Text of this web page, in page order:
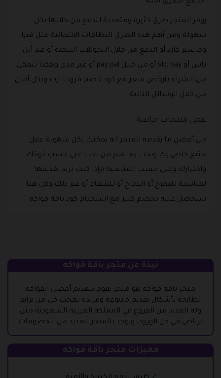
يوفر المتجر طرق كثيرة ومتعددة للدفع من خلالها بكل
سهولة ومن أهم هذه الطرق البطاقات الائتمانية مثل فيزا
وماستر كارد أو الدفع من خلال التحويلات البنكية أو عبر أبل
باس أو stc pay أو من خلال pay pal أو عبر مدى وهكذا تتمكن
من الشراء بأرخص سعر مع كود خصم فروت ارت وبكل آمان
من خلال الوسائل التالية.
عمل منتجات خاصة
من أفضل ما يقدمه المتجر أنه يمكنك بكل سهولة عمل
منتج خاص بك ونحت به اسم من تحب عبى حسب ذوقك
واختيارك وعلى حسب المناسبة فإذا كنت تريد تقديمها
لمناسبة للتخرج أو النجاح أو للشفاء أو غير ذلك وكل هذا
ستحصل عليه بخصم كبير مع استخدام كود باقة فواكه.
نبذة عن متجر باقة فواكه
متجر باقة فواكه هو متجر يقوم بتقديم أفضل الفواكه
الطازجة بأشكال تقديم متنوعة وفريدة تعجب كل من يراها
وله العديد من الفروع في المملكة العربية السعودية مثل
الرياض في حي الورود، ويوجد بالمتجر العديد من الخصومات.
مميزات متجر باقة فواكه